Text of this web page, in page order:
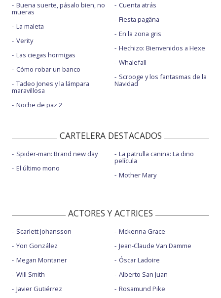
Buena suerte, pásalo bien, no
mueras
La maleta
Verity
Las ciegas hormigas
Cómo robar un banco
Tadeo Jones y la lámpara
maravillosa
Noche de paz 2
Cuenta atrás
Fiesta pagäna
En la zona gris
Hechizo: Bienvenidos a Hexe
Whalefall
Scrooge y los fantasmas de la
Navidad
CARTELERA DESTACADOS
Spider-man: Brand new day
El último mono
La patrulla canina: La dino
película
Mother Mary
ACTORES Y ACTRICES
Scarlett Johansson
Yon González
Megan Montaner
Will Smith
Javier Gutiérrez
Mckenna Grace
Jean-Claude Van Damme
Óscar Ladoire
Alberto San Juan
Rosamund Pike